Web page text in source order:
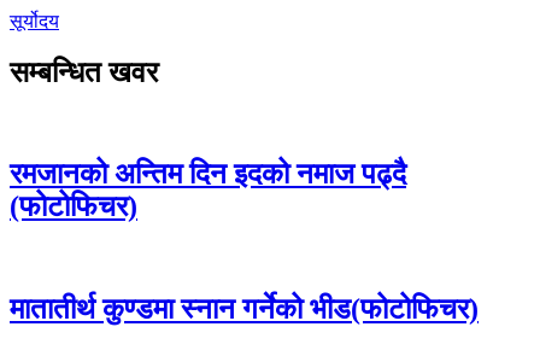
सूर्योदय
सम्बन्धित खवर
रमजानको अन्तिम दिन इदको नमाज पढ्दै
(फोटोफिचर)
मातातीर्थ कुण्डमा स्नान गर्नेको भीड(फोटोफिचर)